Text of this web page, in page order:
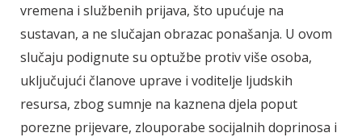
vremena i službenih prijava, što upućuje na
sustavan, a ne slučajan obrazac ponašanja. U ovom
slučaju podignute su optužbe protiv više osoba,
uključujući članove uprave i voditelje ljudskih
resursa, zbog sumnje na kaznena djela poput
porezne prijevare, zlouporabe socijalnih doprinosa i